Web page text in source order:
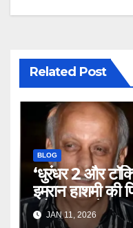
Related Post
BLOG
‘धुरंधर 2 और
इमरान हाशमी
प्रोड्यूसर मुकेश
JAN 11, 2026